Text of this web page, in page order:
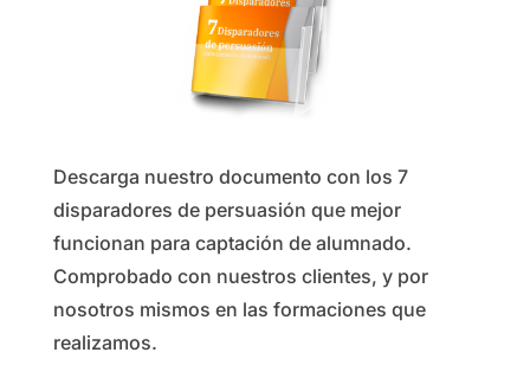
Descarga nuestro documento con los 7
disparadores de persuasión que mejor
funcionan para captación de alumnado.
Comprobado con nuestros clientes, y por
nosotros mismos en las formaciones que
realizamos.